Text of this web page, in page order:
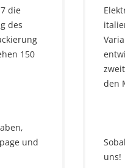
die
des
150
und
den
uns!